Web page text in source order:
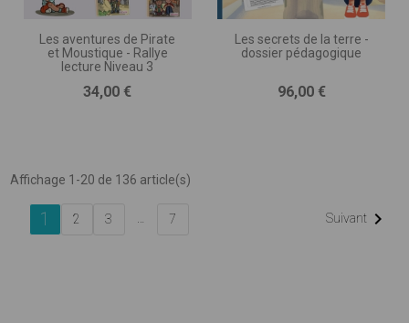
Les aventures de Pirate
et Moustique - Rallye
lecture Niveau 3
Prix
34,00 €
Les secrets de la terre -
dossier pédagogique
Prix
96,00 €
Affichage 1-20 de 136 article(s)
1 2 3 7 Suivant